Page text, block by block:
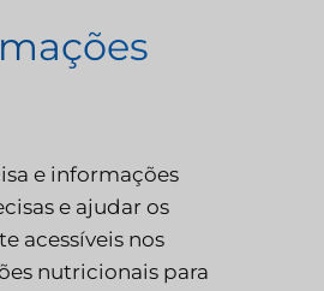
e informações
e ajudar os
acessíveis nos
nutricionais para